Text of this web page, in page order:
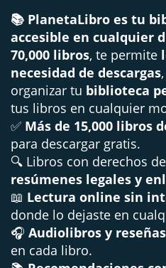
📚 PlanetaLibro es tu
accesible en cualquier
70,000 libros, te permite
necesidad de descargas
organizar tu biblioteca
tus libros en cualquier
✅ Más de 15,000 libros
para descargar gratis.
🔍 Libros con derechos
resúmenes legales y
📖 Lectura online sin
donde lo dejaste en
🎧 Audiolibros y
en cada libro.